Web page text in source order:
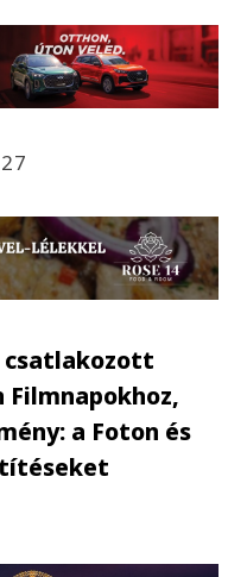
csatlakozott
Filmnapokhoz,
a Foton és